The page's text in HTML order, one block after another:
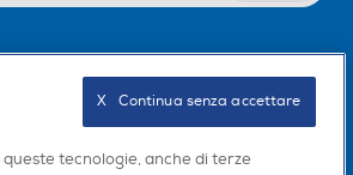
queste tecnologie, anche di terze
X   Continua senza accettare